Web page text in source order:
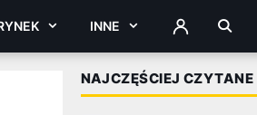
INNE ZALOGUJ
NAJCZĘŚCIEJ CZYTANE